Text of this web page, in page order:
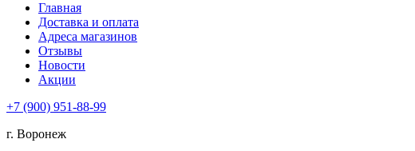
Главная
Доставка и оплата
Адреса магазинов
Отзывы
Новости
Акции
+7 (900) 951-88-99
г. Воронеж